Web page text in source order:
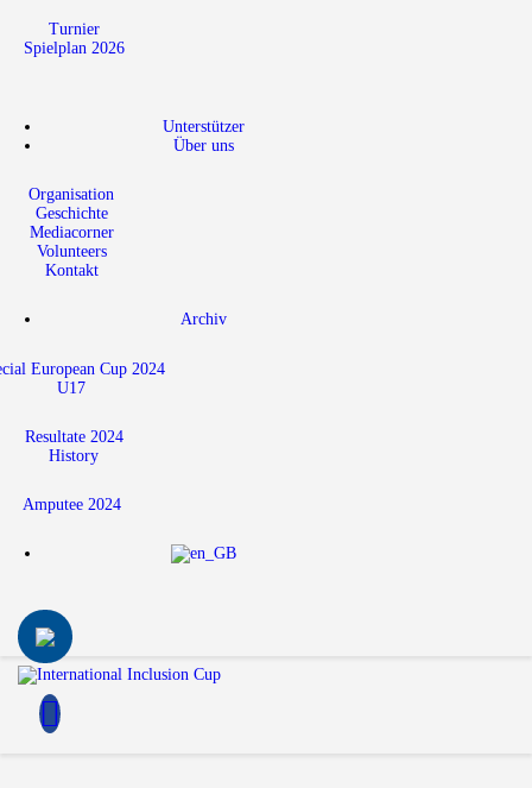
Turnier
Spielplan 2026
Unterstützer
Über uns
Organisation
Geschichte
Mediacorner
Volunteers
Kontakt
Archiv
European Cup 2024
U17
Resultate 2024
History
Amputee 2024